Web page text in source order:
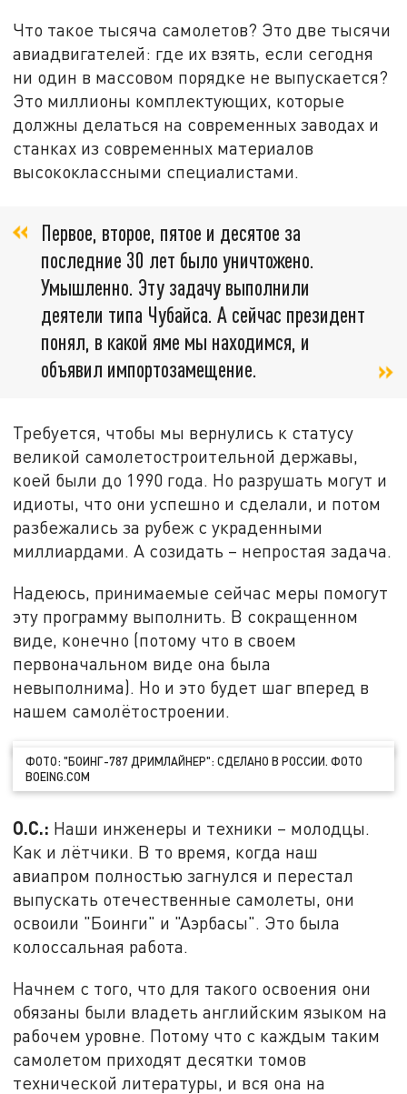
Что такое тысяча самолетов? Это две тысячи
авиадвигателей: где их взять, если сегодня
ни один в массовом порядке не выпускается?
Это миллионы комплектующих, которые
должны делаться на современных заводах и
станках из современных материалов
высококлассными специалистами.
Первое, второе, пятое и десятое за
последние 30 лет было уничтожено.
Умышленно. Эту задачу выполнили
деятели типа Чубайса. А сейчас президент
понял, в какой яме мы находимся, и
объявил импортозамещение.
Требуется, чтобы мы вернулись к статусу
великой самолетостроительной державы,
коей были до 1990 года. Но разрушать могут и
идиоты, что они успешно и сделали, и потом
разбежались за рубеж с украденными
миллиардами. А созидать – непростая задача.
Надеюсь, принимаемые сейчас меры помогут
эту программу выполнить. В сокращенном
виде, конечно (потому что в своем
первоначальном виде она была
невыполнима). Но и это будет шаг вперед в
нашем самолётостроении.
ФОТО: "БОИНГ-787 ДРИМЛАЙНЕР": СДЕЛАНО В РОССИИ. ФОТО
BOEING.COM
О.С.: Наши инженеры и техники – молодцы.
Как и лётчики. В то время, когда наш
авиапром полностью загнулся и перестал
выпускать отечественные самолеты, они
освоили "Боинги" и "Аэрбасы". Это была
колоссальная работа.
Начнем с того, что для такого освоения они
обязаны были владеть английским языком на
рабочем уровне. Потому что с каждым таким
самолетом приходят десятки томов
технической литературы, и вся она на